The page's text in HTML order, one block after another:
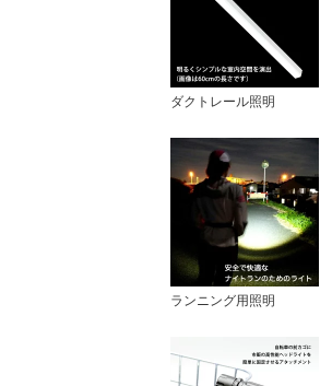
ダクトレール照明
ランニング用照明